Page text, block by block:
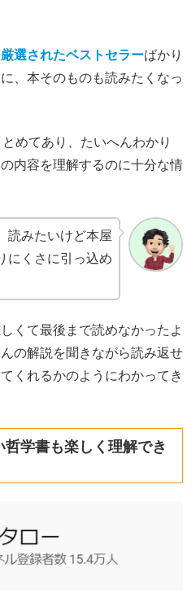
厳選されたベストセラーばかり
、本そのものも読みたくなっ
めてあり、たいへんわかり
内容を理解するのに十分な情
読みたいけど本屋
にくさに引っ込め
くて最後まで読めなかったよ
の解説を聞きながら読み返せ
くれるかのようにわかってき
哲学書も楽しく理解でき